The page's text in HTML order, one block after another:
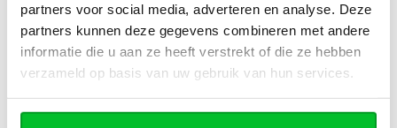
partners voor social media, adverteren en analyse. Deze
partners kunnen deze gegevens combineren met andere
informatie die u aan ze heeft verstrekt of die ze hebben
verzameld op basis van uw gebruik van hun services.
Wat bepaalt het verwarmingsvermogen
van de radiator?